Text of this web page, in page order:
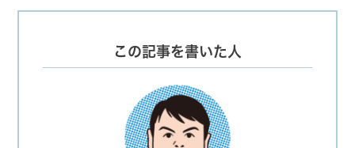
この記事を書いた人